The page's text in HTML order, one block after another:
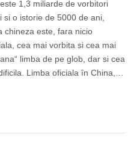
1,3 miliarde de vorbitori
si o istorie de 5000 de ani,
chineza este, fara nicio
cea mai vorbita si cea mai
limba de pe glob, dar si cea
Limba oficiala în China,…